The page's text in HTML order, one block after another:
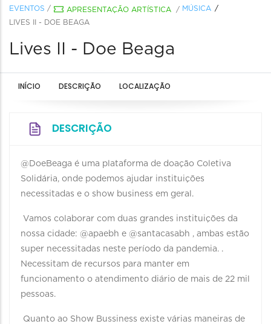
EVENTOS / APRESENTAÇÃO ARTÍSTICA / MÚSICA
LIVES II - DOE BEAGA
Lives II - Doe Beaga
INÍCIO DESCRIÇÃO LOCALIZAÇÃO
DESCRIÇÃO
@DoeBeaga é uma plataforma de doação Coletiva
Solidária, onde podemos ajudar instituições
necessitadas e o show business em geral.
Vamos colaborar com duas grandes instituições da
nossa cidade: @apaebh e @santacasabh , ambas estão
super necessitadas neste período da pandemia. .
Necessitam de recursos para manter em
funcionamento o atendimento diário de mais de 22 mil
pessoas.
Quanto ao Show Bussiness existe várias maneiras de